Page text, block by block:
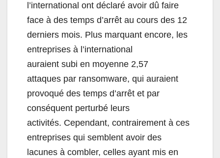
l’international ont déclaré avoir dû faire
face à des temps d’arrêt au cours des 12
derniers mois. Plus marquant encore, les
entreprises à l’international
auraient subi en moyenne 2,57
attaques par ransomware, qui auraient
provoqué des temps d’arrêt et par
conséquent perturbé leurs
activités. Cependant, contrairement à ces
entreprises qui semblent avoir des
lacunes à combler, celles ayant mis en